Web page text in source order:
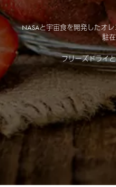
NASAと宇宙食を開発したオ
駐在
フリーズドライ